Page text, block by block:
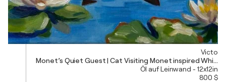
Victo
Monet’s Quiet Guest | Cat Visiting Monet inspired
Öl auf Leinwand - 12x12in
800 $